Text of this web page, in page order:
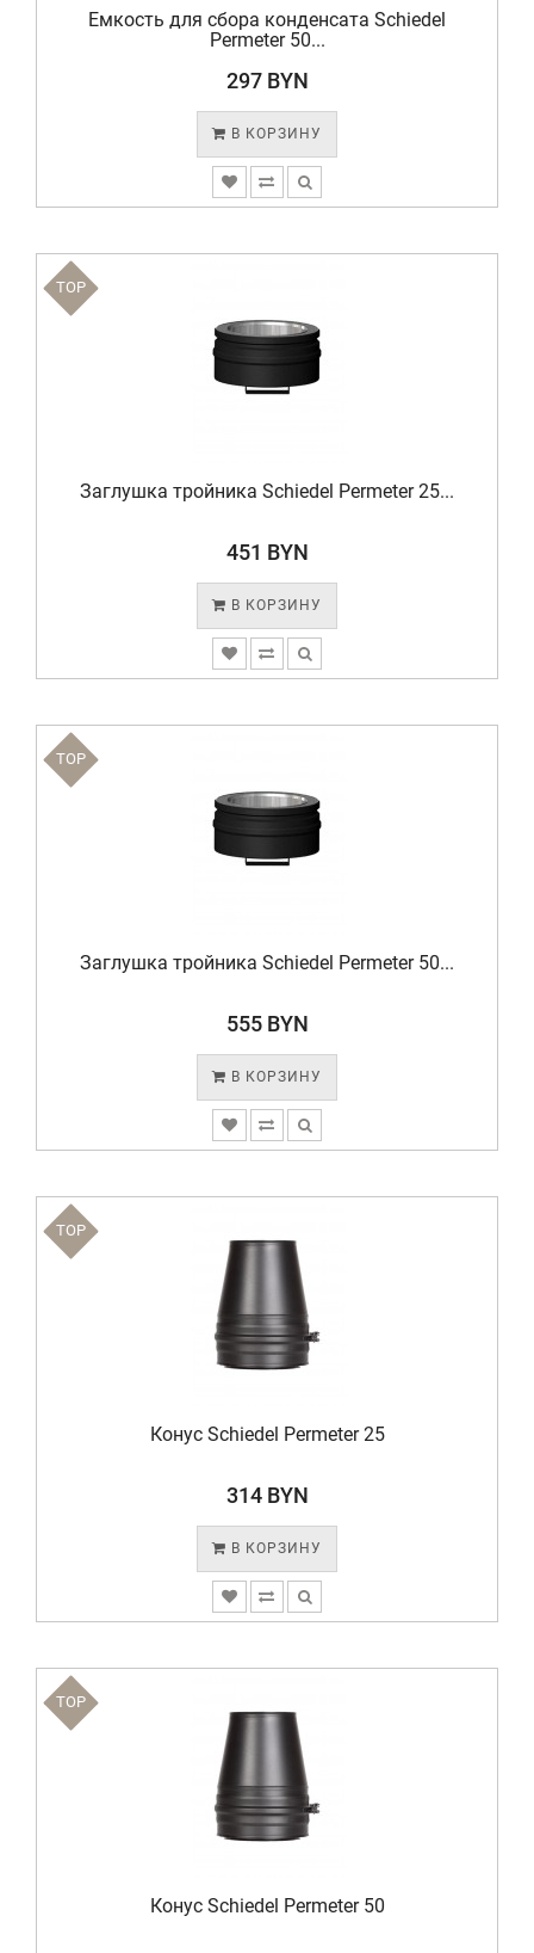
Емкость для сбора конденсата Schiedel
Permeter 50...
297 BYN
В КОРЗИНУ
TOP
Заглушка тройника Schiedel Permeter 25...
451 BYN
В КОРЗИНУ
TOP
Заглушка тройника Schiedel Permeter 50...
555 BYN
В КОРЗИНУ
TOP
Конус Schiedel Permeter 25
314 BYN
В КОРЗИНУ
TOP
Конус Schiedel Permeter 50